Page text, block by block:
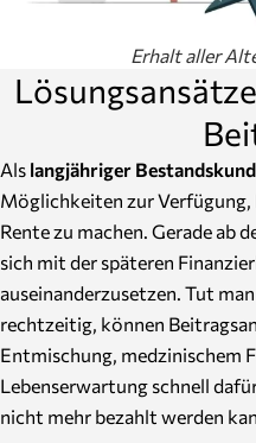
Erhalt aller
Als langjähriger
Möglichkeiten zur
Rente zu machen. Gerade ab
sich mit der späteren
auseinanderzusetzen. Tut
rechtzeitig, können
Entmischung, medzinischem
Lebenserwartung schnell
nicht mehr bezahlt werden